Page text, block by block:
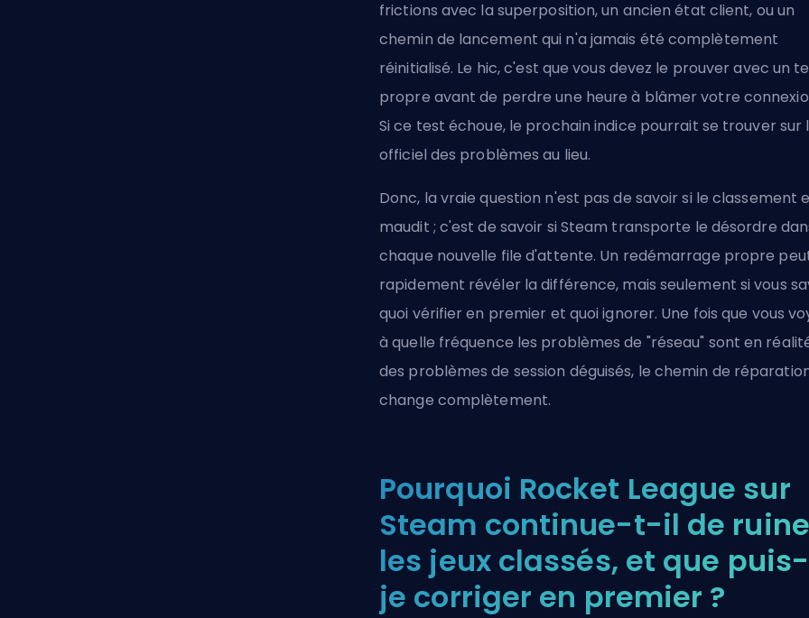
frictions avec la superposition, un ancien état client, ou un
chemin de lancement qui n'a jamais été complètement
réinitialisé. Le hic, c'est que vous devez le prouver avec un
propre avant de perdre une heure à blâmer votre
Si ce test échoue, le prochain indice pourrait se trouver sur
officiel des problèmes au lieu.
Donc, la vraie question n'est pas de savoir si le classement
maudit ; c'est de savoir si Steam transporte le désordre
chaque nouvelle file d'attente. Un redémarrage propre
rapidement révéler la différence, mais seulement si vous
quoi vérifier en premier et quoi ignorer. Une fois que vous
à quelle fréquence les problèmes de "réseau" sont en
des problèmes de session déguisés, le chemin de
change complètement.
Pourquoi Rocket League sur
Steam continue-t-il de
les jeux classés, et que puis-
je corriger en premier ?